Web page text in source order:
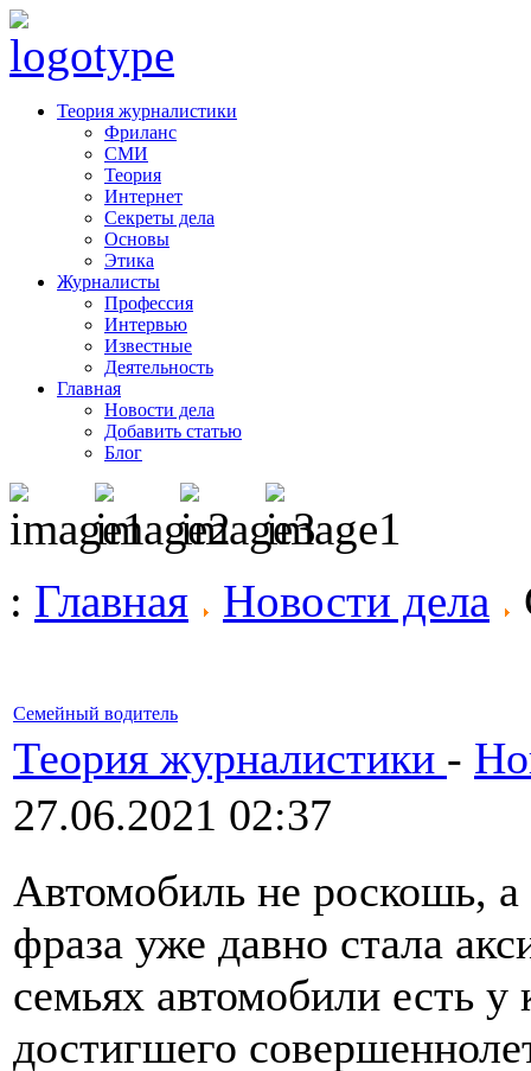
Теория журналистики
Фриланс
СМИ
Теория
Интернет
Секреты дела
Основы
Этика
Журналисты
Профессия
Интервью
Известные
Деятельность
Главная
Новости дела
Добавить статью
Блог
: Главная Новости дела
Семейный водитель
Теория журналистики -
27.06.2021 02:37
Автомобиль не роскошь,
фраза уже давно стала
семьях автомобили есть
достигшего